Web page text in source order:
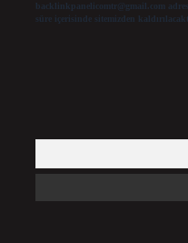
backlinkpanelicomtr@gmail.com
süre içerisinde sitemizden